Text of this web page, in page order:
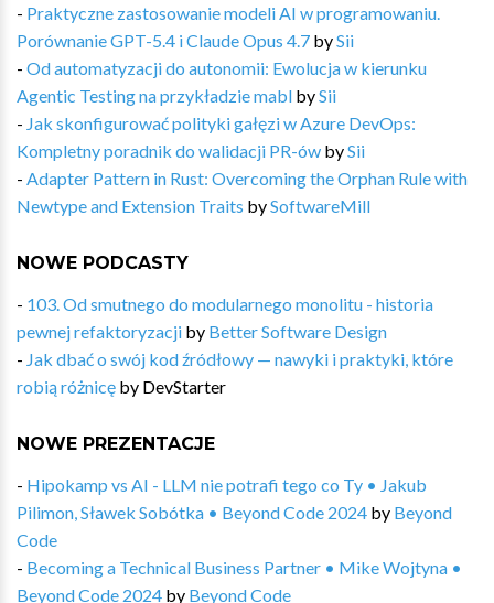
- Praktyczne zastosowanie modeli AI w programowaniu.
Porównanie GPT-5.4 i Claude Opus 4.7 bySii
- Od automatyzacji do autonomii: Ewolucja w kierunku
Agentic Testing na przykładzie mabl bySii
- Jak skonfigurować polityki gałęzi w Azure DevOps:
Kompletny poradnik do walidacji PR-ów bySii
- Adapter Pattern in Rust: Overcoming the Orphan Rule with
Newtype and Extension Traits bySoftwareMill
NOWE PODCASTY
- 103. Od smutnego do modularnego monolitu - historia
pewnej refaktoryzacji by Better Software Design
- Jak dbać o swój kod źródłowy — nawyki i praktyki, które
robią różnicę by DevStarter
NOWE PREZENTACJE
- Hipokamp vs AI - LLM nie potrafi tego co Ty • Jakub
Pilimon, Sławek Sobótka • Beyond Code 2024 by Beyond
Code
- Becoming a Technical Business Partner • Mike Wojtyna •
Beyond Code 2024 by Beyond Code